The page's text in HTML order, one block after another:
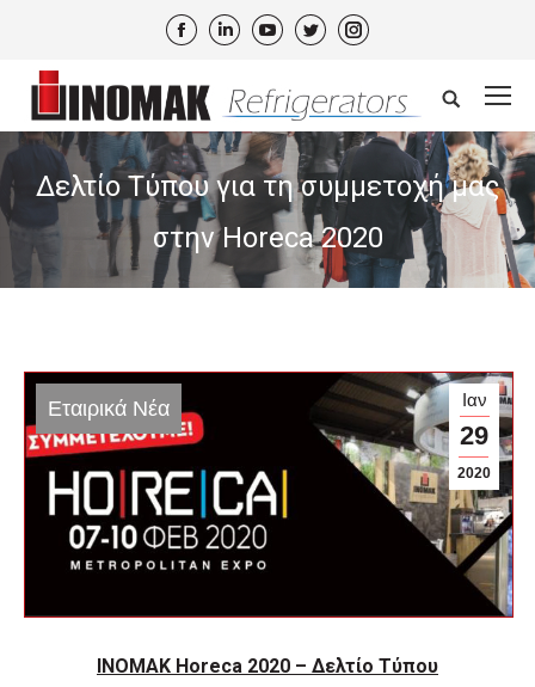
Facebook
LinkedinYouTube
TwitterInstagram
Search:
Δελτίο Τύπου για τη συμμετοχή μας
στην Horeca 2020
Ιαν
29
2020
Εταιρικά Νέα
ΙΝΟΜΑΚ Horeca 2020 – Δελτίο Τύπου